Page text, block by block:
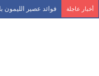
أخبار عاجلة فوائد عصير الليمون